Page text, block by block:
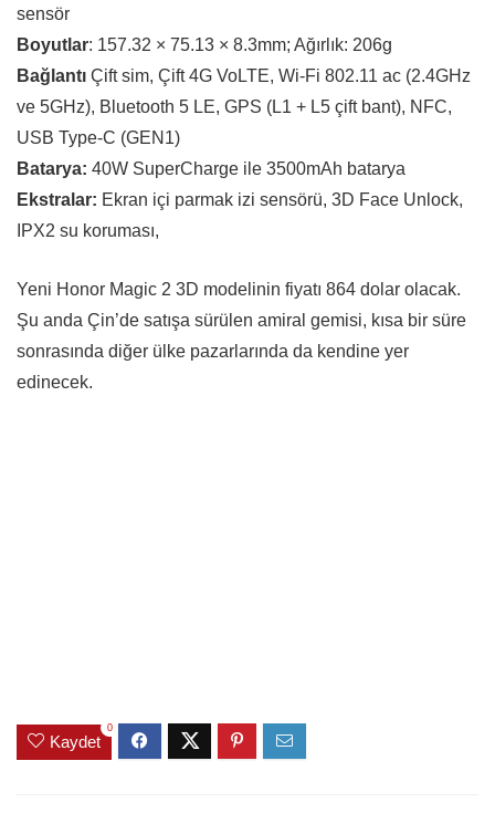
sensör
Boyutlar: 157.32 × 75.13 × 8.3mm; Ağırlık: 206g
Bağlantı Çift sim, Çift 4G VoLTE, Wi-Fi 802.11 ac (2.4GHz
ve 5GHz), Bluetooth 5 LE, GPS (L1 + L5 çift bant), NFC,
USB Type-C (GEN1)
Batarya: 40W SuperCharge ile 3500mAh batarya
Ekstralar: Ekran içi parmak izi sensörü, 3D Face Unlock,
IPX2 su koruması,
Yeni Honor Magic 2 3D modelinin fiyatı 864 dolar olacak.
Şu anda Çin’de satışa sürülen amiral gemisi, kısa bir süre
sonrasında diğer ülke pazarlarında da kendine yer
edinecek.
Kaydet
0